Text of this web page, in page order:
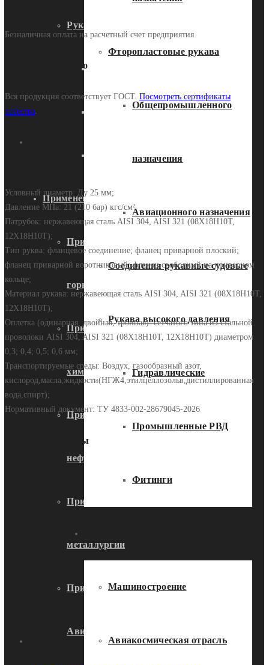
Рукава высокого давления
Промышленные РВД
Применение
Применение муталлорукавов в
горнодобывающей промышленности
Применение металлорукавов в
химической промышленности
Применение металлорукавов в
нефтегазовой промышленности
Применение металлорукавов в
металлургии
Применение металлорукавов в
Авиакосмической отрасли
Фторопластовые рукава
Общепромышленного
назначения
Авиационного назначения
Соединения рукавные судовые
Рукава высокого давления
Гидравлические
Промышленные РВД
Фитинги
Машиностроение
Авиакосмическая отрасль
Безналичная оплата на расчетный счет предприятия
Сертифицировано
Вся продукция соответствует ГОСТ. Посмотреть сертификаты
качества.
Условный диаметр: Ду 25 мм;
Давление МПа: 21 (210 бар) кгс/см²
Патрубок: нержавеющая сталь AISI 304, AISI 321 (08Х18Н10Т,
12Х18Н10Т);
Тип руква: фланцевое соединение; фланец приварной плоский;
фланец приварной воротниковый; фланец свободный на приварном
кольце;
Материал рукава: нержавеющая сталь AISI 304, AISI 321 (08Х18Н10Т,
12Х18Н10Т);
Оплетка (одинарная, двойная, тройная): сетчатого типа из стальной
проволоки AISI 304, AISI 321 (08Х18Н10Т, 12Х18Н10Т) диаметром
0,3; 0,4; 0,5; 0,6 мм;
Транспортируемые среды: Воздух, газообразный азот,
кислород,масла,жидкости(НГЖ4,этилцеллозольв,дистиллированная
вода,спирт);
Нормативный документ: ТУ 4833-002-28679045-2026
Похожие товары